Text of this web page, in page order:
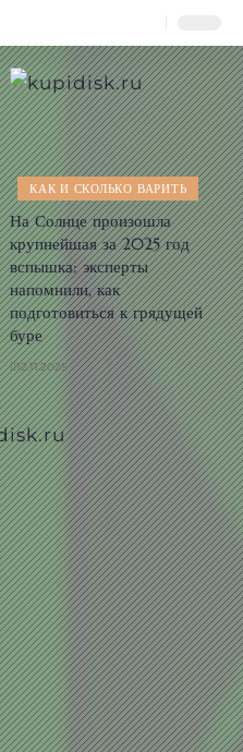
КАК И СКОЛЬКО ВАРИТЬ
На Солнце произошла
крупнейшая за 2025 год
вспышка: эксперты
напомнили, как
подготовиться к грядущей
буре
12.11.2025